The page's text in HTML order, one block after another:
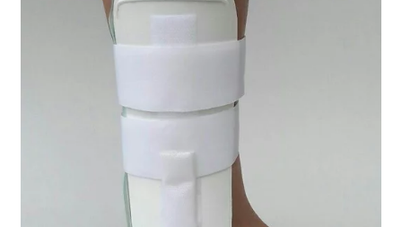
Plantillas Ortopédicas